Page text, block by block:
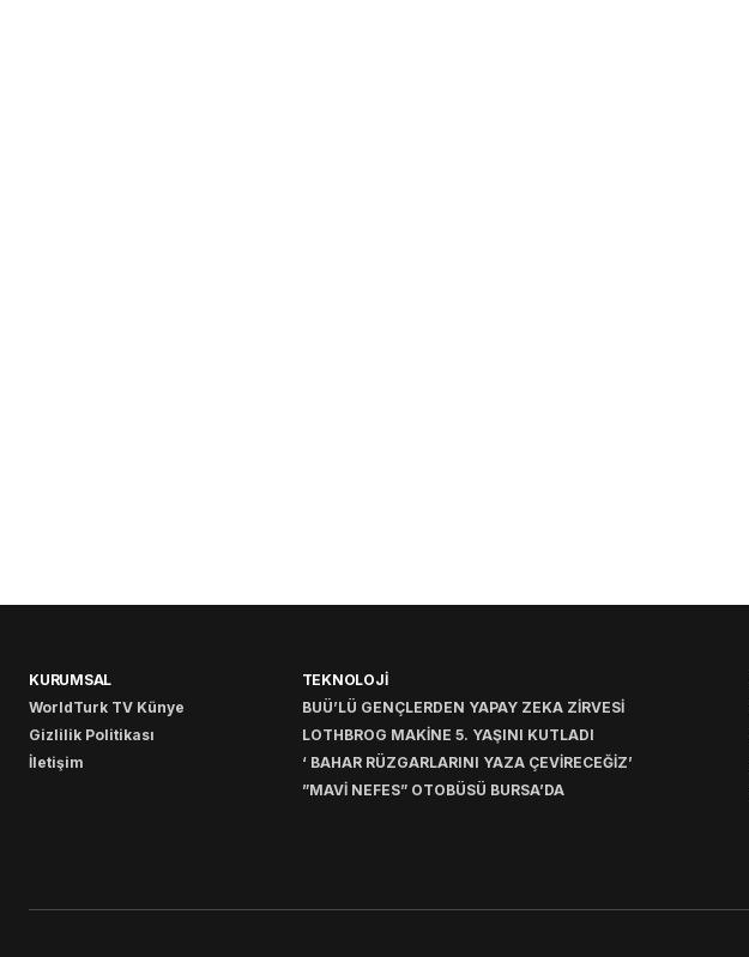
KURUMSAL
WorldTurk TV Künye
Gizlilik Politikası
İletişim
TEKNOLOJİ
BUÜ’LÜ GENÇLERDEN YAPAY ZEKA ZİRVESİ
LOTHBROG MAKİNE 5. YAŞINI KUTLADI
‘ BAHAR RÜZGARLARINI YAZA ÇEVİRECEĞİZ’
”MAVİ NEFES” OTOBÜSÜ BURSA’DA